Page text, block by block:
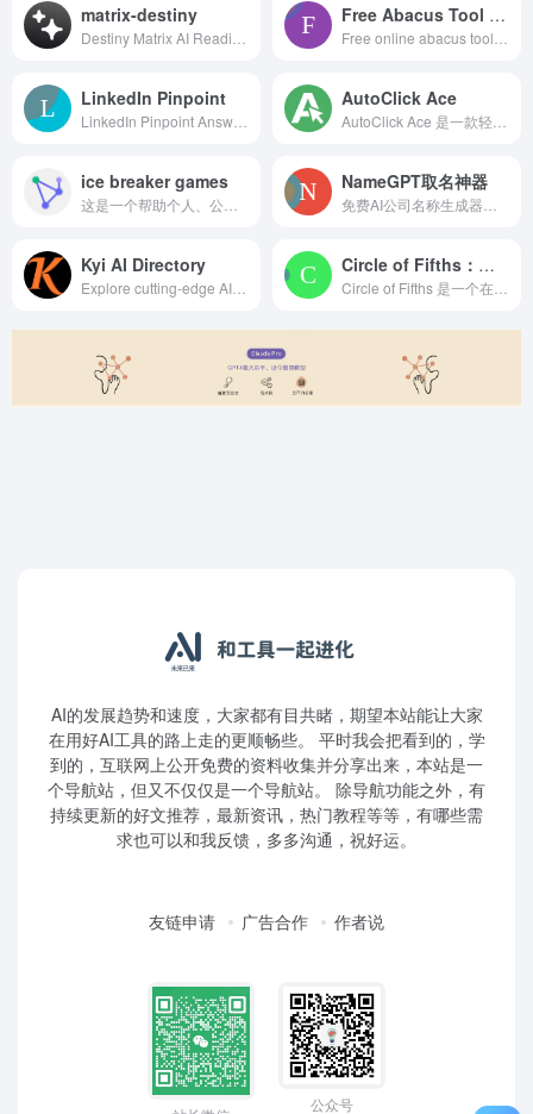
matrix-destiny Free Abacus Tool Online
LinkedIn Pinpoint AutoClick Ace
ice breaker games NameGPT取名神器
Kyi AI Directory Circle of Fifths：一个在线互动五度圈，帮你听
AI的发展趋势和速度，大家都有目共睹，期望本站能让大家
在用好AI工具的路上走的更顺畅些。 平时我会把看到的，学
到的，互联网上公开免费的资料收集并分享出来，本站是一
个导航站，但又不仅仅是一个导航站。 除导航功能之外，有
持续更新的好文推荐，最新资讯，热门教程等等，有哪些需
求也可以和我反馈，多多沟通，祝好运。
友链申请 广告合作 作者说
公众号